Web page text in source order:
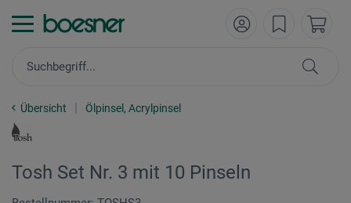
Übersicht Ölpinsel, Acrylpinsel
Tosh Set Nr. 3 mit 10 Pinseln